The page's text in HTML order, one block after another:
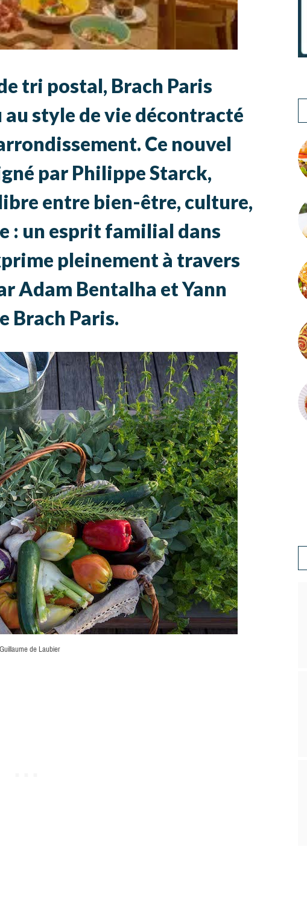
tri postal, Brach Paris
au style de vie décontracté
Ce nouvel
par Philippe Starck,
entre bien-être, culture,
: un esprit familial dans
pleinement à travers
Adam Bentalha et Yann
Brach Paris.
de Laubier